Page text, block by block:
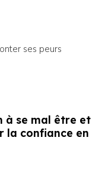
ses peurs
à se mal être et
la confiance en